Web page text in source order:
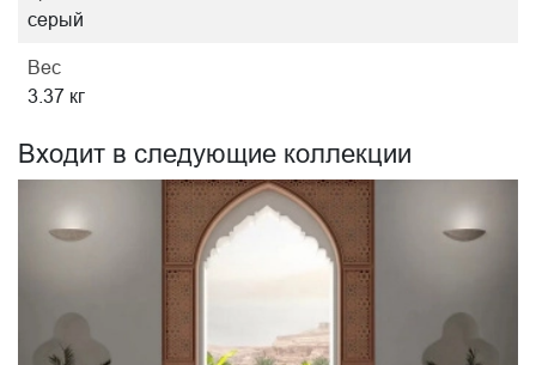
серый
Вес
3.37 кг
Входит в следующие коллекции